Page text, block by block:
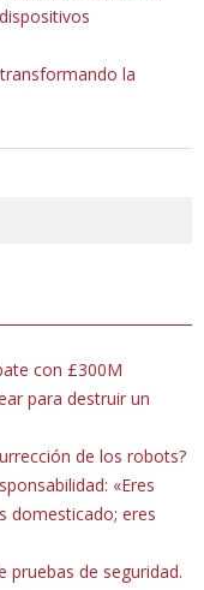
transformando la
con £300M
para destruir un
de los robots?
«Eres
domesticado; eres
pruebas de seguridad.